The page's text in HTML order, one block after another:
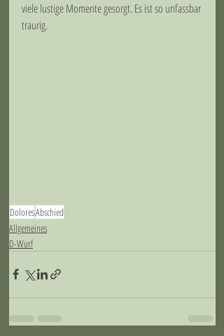
viele lustige Momente gesorgt. Es ist so unfassbar
traurig.
DoloresAbschied
Allgemeines
D-Wurf